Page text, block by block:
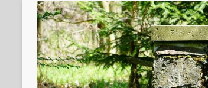
Zum
Inhalt
springen